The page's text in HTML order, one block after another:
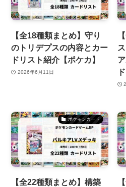
【全18種類まとめ】守り
のトリデプスの内容とカー
ドリスト紹介【ポケカ】
2026年6月11日
ポケモンカード
【全22種類まとめ】構築